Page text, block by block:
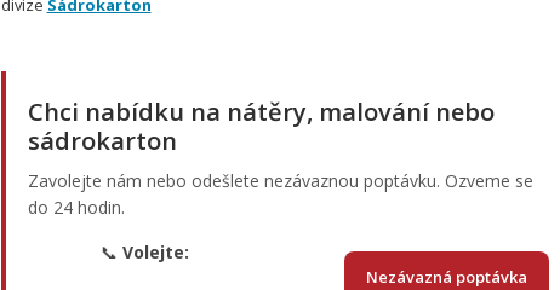
divize Sádrokarton
Chci nabídku na nátěry, malování nebo
sádrokarton
Zavolejte nám nebo odešlete nezávaznou poptávku. Ozveme se
do 24 hodin.
📞Volejte:
Nezávazná poptávka